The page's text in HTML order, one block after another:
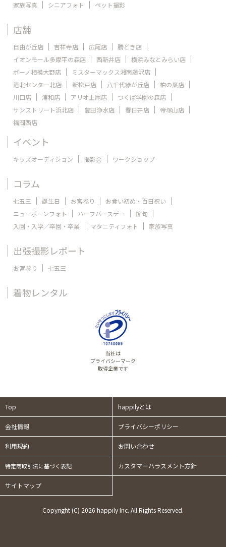
家族写真
シニアフォト ペット撮影
店舗
自由が丘店 吉祥寺店 広尾店
勝どき店
イオンモール多摩平の森店
西新井店
横浜みなとみらい店
ボーノ相模大野店
ミスターマックス湘南藤沢店
港北センター北店
新松戸店 八千代緑が丘店
柏の葉店
川口店
浦和店 アリオ上尾店
つくば学園の森店
サンストリート浜北店
豊田浄水店 春日井店
帝塚山店
福岡西店
イベント
キッズオーディション 撮影会 ワークショップ
コラム
七五三 誕生日 お宮参り
お食い初め・百日祝い
ニューボーンフォト
ハーフバースデー
節句
入園・入学／卒園・卒業
マタニティフォト 家族写真
出張撮影レポート
お宮参り 七五三
着物レンタル
当社は
プライバシーマーク
取得企業です
Top happilyとは
会社情報 プライバシーポリシー
利用規約 お問い合わせ
特定商取引法に基づく表記 カスタマーハラスメント方針
サイトマップ
Copyright (C) 2026 happily Inc. All Rights Reserved.